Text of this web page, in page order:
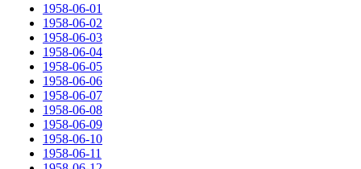
1958-06-01
1958-06-02
1958-06-03
1958-06-04
1958-06-05
1958-06-06
1958-06-07
1958-06-08
1958-06-09
1958-06-10
1958-06-11